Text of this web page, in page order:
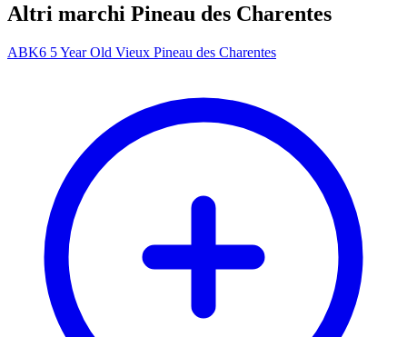
Altri marchi Pineau des Charentes
ABK6 5 Year Old Vieux Pineau des Charentes